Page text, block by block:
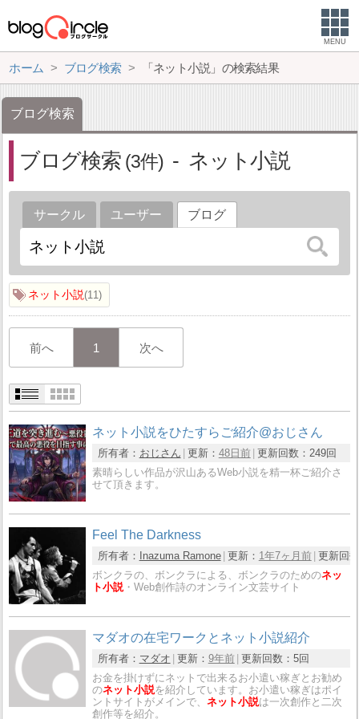
MENU
ホーム ブログ検索 「ネット小説」の検索結果
ブログ検索
ブログ検索 3 ネット小説
サークル ユーザー ブログ
ネット小説 11
前へ 1 次へ
ネット小説をひたすらご紹介@おじさん
所有者： おじさん 更新： 48日前 更新回数： 249回
素晴らしい作品が沢山あるWeb小説を精一杯ご紹介さ
せて頂きます。
Feel The Darkness
所有者： Inazuma Ramone 更新： 1年7ヶ月前 更新回
ボンクラの、ボンクラによる、ボンクラのためのネッ
ト小説 ・Web創作詩のオンライン文芸サイト
マダオの在宅ワークとネット小説紹介
所有者： マダオ 更新： 9年前 更新回数： 5回
お金を掛けずにネットで出来るお小遣い稼ぎとお勧め
のネット小説を紹介しています。お小遣い稼ぎはポイ
ントサイトがメインで、ネット小説は一次創作と二次
創作等を紹介。